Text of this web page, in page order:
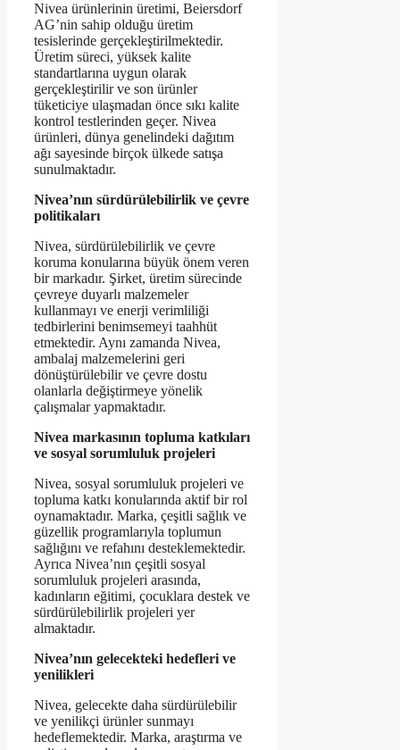
Nivea ürünlerinin üretimi, Beiersdorf
AG’nin sahip olduğu üretim
tesislerinde gerçekleştirilmektedir.
Üretim süreci, yüksek kalite
standartlarına uygun olarak
gerçekleştirilir ve son ürünler
tüketiciye ulaşmadan önce sıkı kalite
kontrol testlerinden geçer. Nivea
ürünleri, dünya genelindeki dağıtım
ağı sayesinde birçok ülkede satışa
sunulmaktadır.
Nivea’nın sürdürülebilirlik ve çevre
politikaları
Nivea, sürdürülebilirlik ve çevre
koruma konularına büyük önem veren
bir markadır. Şirket, üretim sürecinde
çevreye duyarlı malzemeler
kullanmayı ve enerji verimliliği
tedbirlerini benimsemeyi taahhüt
etmektedir. Aynı zamanda Nivea,
ambalaj malzemelerini geri
dönüştürülebilir ve çevre dostu
olanlarla değiştirmeye yönelik
çalışmalar yapmaktadır.
Nivea markasının topluma katkıları
ve sosyal sorumluluk projeleri
Nivea, sosyal sorumluluk projeleri ve
topluma katkı konularında aktif bir rol
oynamaktadır. Marka, çeşitli sağlık ve
güzellik programlarıyla toplumun
sağlığını ve refahını desteklemektedir.
Ayrıca Nivea’nın çeşitli sosyal
sorumluluk projeleri arasında,
kadınların eğitimi, çocuklara destek ve
sürdürülebilirlik projeleri yer
almaktadır.
Nivea’nın gelecekteki hedefleri ve
yenilikleri
Nivea, gelecekte daha sürdürülebilir
ve yenilikçi ürünler sunmayı
hedeflemektedir. Marka, araştırma ve